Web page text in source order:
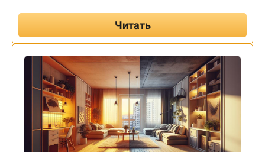
Читать